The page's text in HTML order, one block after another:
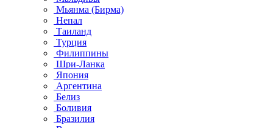
Мьянма (Бирма)
Непал
Таиланд
Турция
Филиппины
Шри-Ланка
Япония
Аргентина
Белиз
Боливия
Бразилия